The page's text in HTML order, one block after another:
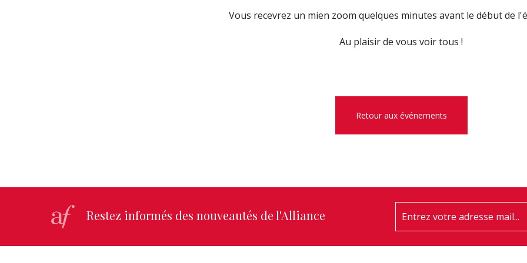
Vous recevrez un mien zoom quelques minutes avant le début de
Au plaisir de vous voir tous !
Retour aux événements
Restez informés des nouveautés de l'Alliance